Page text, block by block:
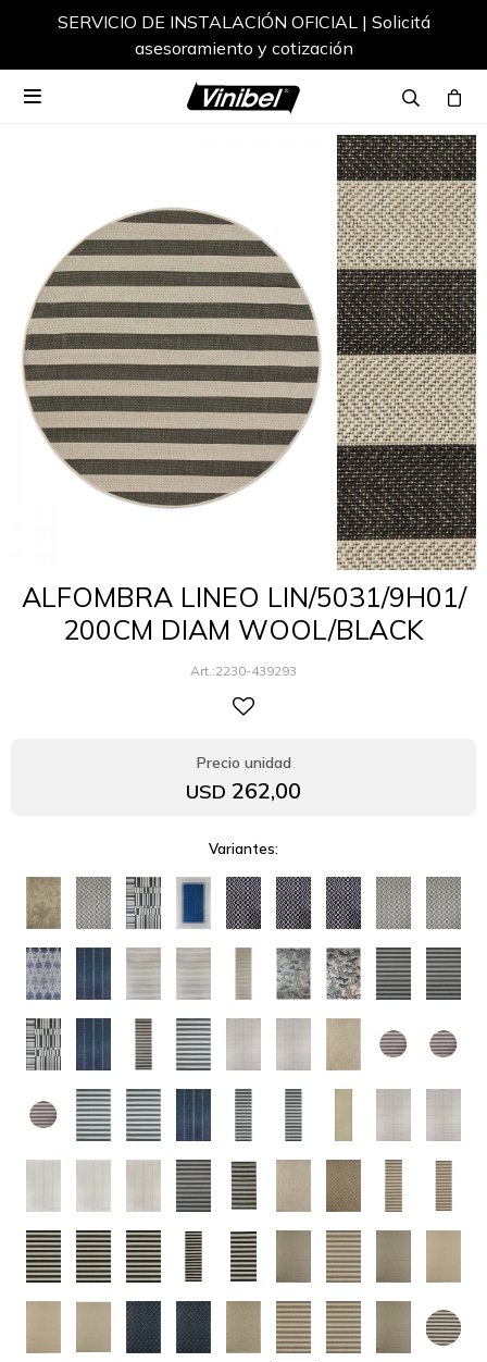
SERVICIO DE INSTALACIÓN OFICIAL | Solicitá
asesoramiento y cotización

ALFOMBRA LINEO LIN/5031/9H01/
200CM DIAM WOOL/BLACK
2230-439293
USD 262,00
Variantes: